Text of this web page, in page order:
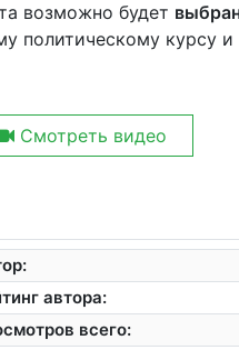
возможно будет
политическому курсу
Смотреть видео
автора:
всего: